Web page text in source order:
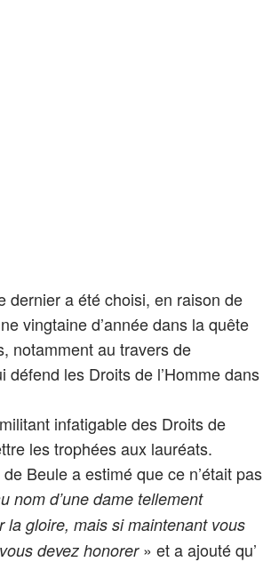
dernier a été choisi, en raison de
vingtaine d’année dans la quête
notamment au travers de
défend les Droits de l’Homme dans
infatigable des Droits de
les trophées aux lauréats.
Beule a estimé que ce n’était pas
nom d’une dame tellement
la gloire, mais si maintenant vous
devez honorer» et a ajouté qu’